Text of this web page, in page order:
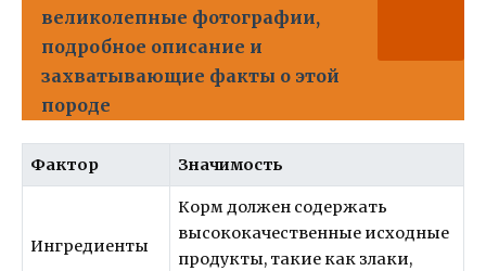
великолепные фотографии,
подробное описание и
захватывающие факты о этой
породе
Фактор Значимость
Ингредиенты
Корм должен содержать
высококачественные исходные
продукты, такие как злаки,